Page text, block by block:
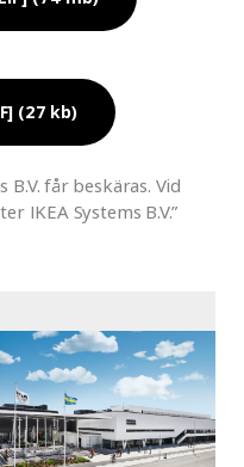
(27 kb)
får beskäras. Vid
IKEA Systems B.V.”